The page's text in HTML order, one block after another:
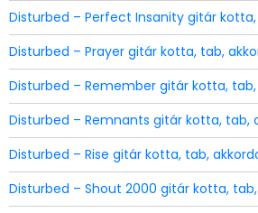
Disturbed – Perfect Insanity gitár
Disturbed – Prayer gitár kotta, tab,
Disturbed – Remember gitár kotta,
Disturbed – Remnants gitár kotta, tab,
Disturbed – Rise gitár kotta, tab,
Disturbed – Shout 2000 gitár kotta,